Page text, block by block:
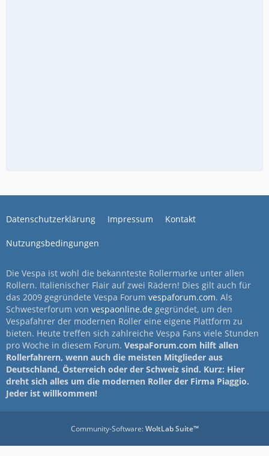
Datenschutzerklärung Impressum Kontakt
Nutzungsbedingungen
Die Vespa ist wohl die bekannteste Rollermarke unter allen
Rollern. Italienischer Flair auf zwei Rädern! Dies gilt auch für
das 2009 gegründete Vespa Forum vespaforum.com. Als
Schwesterforum von vespaonline.de gegründet, um den
Vespafahrer der modernen Roller eine eigene Plattform zu
bieten. Heute treffen sich zahlreiche Vespa Fans viele Stunden
pro Woche in diesem Forum. VespaForum.com hilft allen
Rollerfahrern, wenn auch die meisten Mitglieder aus
Deutschland, Österreich oder der Schweiz sind. Kurz: Hier
dreht sich alles um die modernen Roller der Firma Piaggio.
Jeder ist willkommen!
Community-Software:WoltLab Suite™